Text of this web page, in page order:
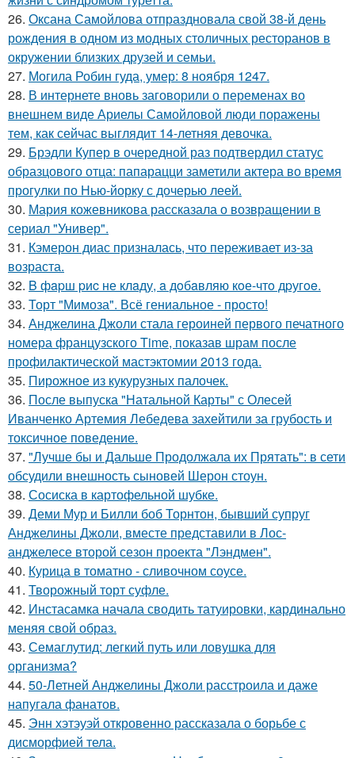
26. Оксана Самойлова отпраздновала свой 38-й день
рождения в одном из модных столичных ресторанов в
окружении близких друзей и семьи.
27. Могила Робин гуда, умер: 8 ноября 1247.
28. В интернете вновь заговорили о переменах во
внешнем виде Ариелы Самойловой люди поражены
тем, как сейчас выглядит 14-летняя девочка.
29. Брэдли Купер в очередной раз подтвердил статус
образцового отца: папарацци заметили актера во время
прогулки по Нью-йорку с дочерью леей.
30. Мария кожевникова рассказала о возвращении в
сериал "Универ".
31. Кэмерон диас призналась, что переживает из-за
возраста.
32. B фapш pиc не клaду, a дoбaвляю кoе-чтo дpугoe.
33. Торт "Мимоза". Всё гениальное - просто!
34. Анджелина Джоли стала героиней первого печатного
номера французского Time, показав шрам после
профилактической мастэктомии 2013 года.
35. Пирожное из кукурузных палочек.
36. После выпуска "Натальной Карты" с Олесей
Иванченко Артемия Лебедева захейтили за грубость и
токсичное поведение.
37. "Лучше бы и Дальше Продолжала их Прятать": в сети
обсудили внешность сыновей Шерон стоун.
38. Сосиска в картофельной шубке.
39. Деми Мур и Билли боб Торнтон, бывший супруг
Анджелины Джоли, вместе представили в Лос-
анджелесе второй сезон проекта "Лэндмен".
40. Курица в томатно - сливочном соусе.
41. Творожный торт суфле.
42. Инстасамка начала сводить татуировки, кардинально
меняя свой образ.
43. Семаглутид: легкий путь или ловушка для
организма?
44. 50-Летней Анджелины Джоли расстроила и даже
напугала фанатов.
45. Энн хэтэуэй откровенно рассказала о борьбе с
дисморфией тела.